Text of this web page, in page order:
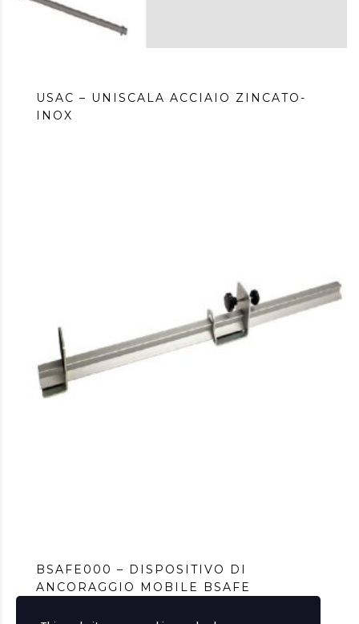
USAC – UNISCALA ACCIAIO ZINCATO-
INOX
BSAFE000 – DISPOSITIVO DI
ANCORAGGIO MOBILE BSAFE